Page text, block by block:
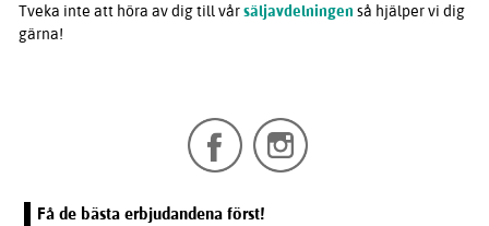
Tveka inte att höra av dig till vårsäljavdelningen så hjälper vi dig
gärna!
Få de bästa erbjudandena först!